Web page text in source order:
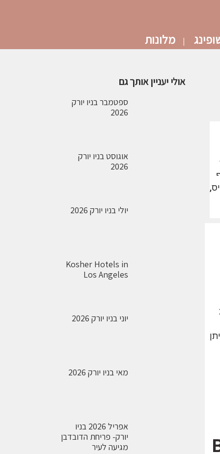
מלונות
אולי יעניין אותך גם
ספטמבר בניו יורק
2026
אוגוסט בניו יורק
2026
יולי בניו יורק 2026
Kosher Hotels in
Los Angeles
יוני בניו יורק 2026
מאי בניו יורק 2026
אפריל 2026 בניו
יורק- פריחת הדובדבן
מגיעה לעיר